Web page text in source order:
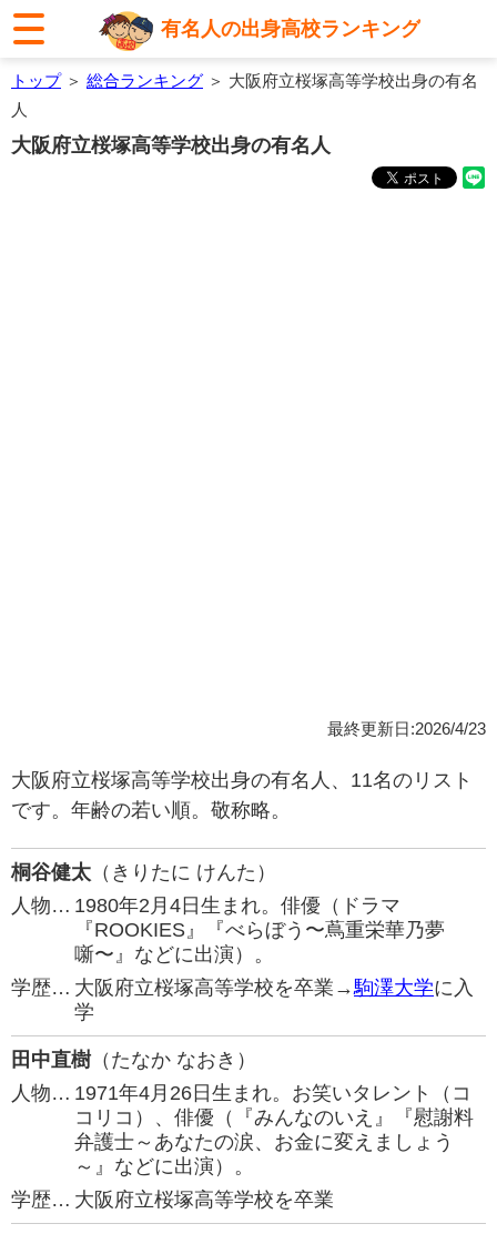
有名人の出身高校ランキング
トップ＞ 総合ランキング ＞ 大阪府立桜塚高等学校出身の有名
人
大阪府立桜塚高等学校出身の有名人
最終更新日:2026/4/23
大阪府立桜塚高等学校出身の有名人、11名のリスト
です。年齢の若い順。敬称略。
桐谷健太 （きりたに けんた）
人物… 1980年2月4日生まれ。俳優（ドラマ
『ROOKIES』『べらぼう〜蔦重栄華乃夢
噺〜』などに出演）。
学歴… 大阪府立桜塚高等学校を卒業→駒澤大学に入
学
田中直樹（たなか なおき）
人物… 1971年4月26日生まれ。お笑いタレント（コ
コリコ）、俳優（『みんなのいえ』『慰謝料
弁護士～あなたの涙、お金に変えましょう
～』などに出演）。
学歴… 大阪府立桜塚高等学校を卒業